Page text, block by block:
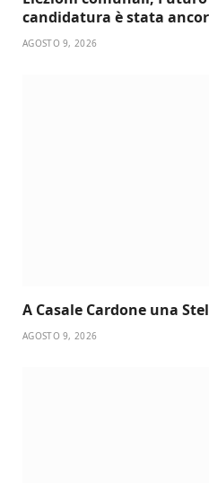
candidatura è stata
AGOSTO 9, 2026
A Casale Cardone una
AGOSTO 9, 2026